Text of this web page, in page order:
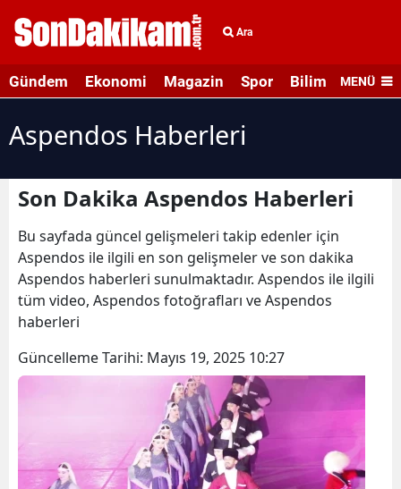
Ara
Gündem Ekonomi Magazin Spor Bilim veMENÜ
Aspendos Haberleri
Son Dakika Aspendos Haberleri
Bu sayfada güncel gelişmeleri takip edenler için
Aspendos ile ilgili en son gelişmeler ve son dakika
Aspendos haberleri sunulmaktadır. Aspendos ile ilgili
tüm video, Aspendos fotoğrafları ve Aspendos
haberleri
Güncelleme Tarihi: Mayıs 19, 2025 10:27